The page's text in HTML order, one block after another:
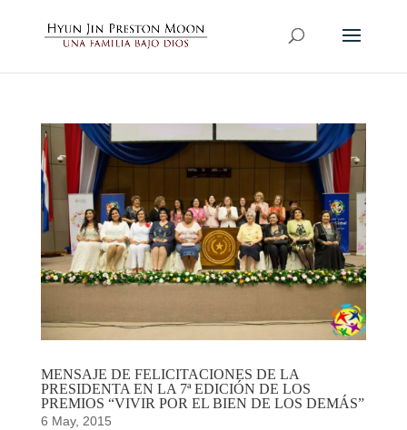
MENSAJE DE FELICITACIONES DE LA
PRESIDENTA EN LA 7ª EDICIÓN DE LOS
PREMIOS “VIVIR POR EL BIEN DE LOS DEMÁS”
6 May, 2015